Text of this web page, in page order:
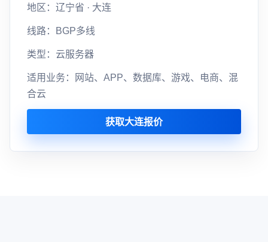
地区：辽宁省 · 大连
线路：BGP多线
类型：云服务器
适用业务：网站、APP、数据库、游戏、电商、混
合云
获取大连报价